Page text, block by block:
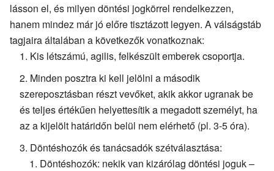
lásson el, és milyen döntési jogkörrel rendelkezzen,
hanem mindez már jó előre tisztázott legyen. A válságstáb
tagjaira általában a következők vonatkoznak:
Kis létszámú, agilis, felkészült emberek csoportja.
Minden posztra ki kell jelölni a második
szereposztásban részt vevőket, akik akkor ugranak be
és teljes értékűen helyettesítik a megadott személyt, ha
az a kijelölt határidőn belül nem elérhető (pl. 3-5 óra).
Döntéshozók és tanácsadók szétválasztása:
Döntéshozók: nekik van kizárólag döntési joguk –